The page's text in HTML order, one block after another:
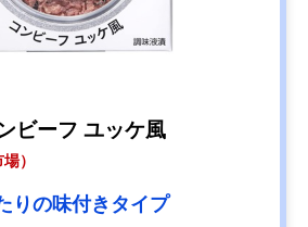
ビーフ ユッケ風
）
りの味付きタイプ